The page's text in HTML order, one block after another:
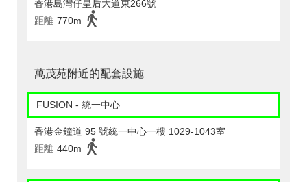
香港島灣仔皇后大道東266號
距離 770m
萬茂苑附近的配套設施
FUSION - 統一中心
香港金鐘道 95 號統一中心一樓 1029-1043室
距離 440m